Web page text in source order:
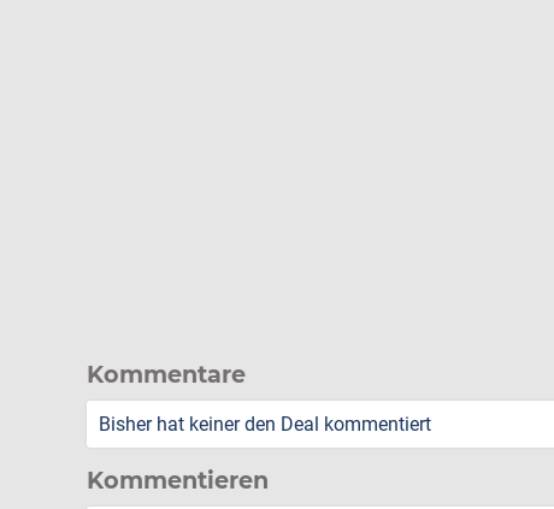
Kommentare
Bisher hat keiner den Deal kommentiert
Kommentieren